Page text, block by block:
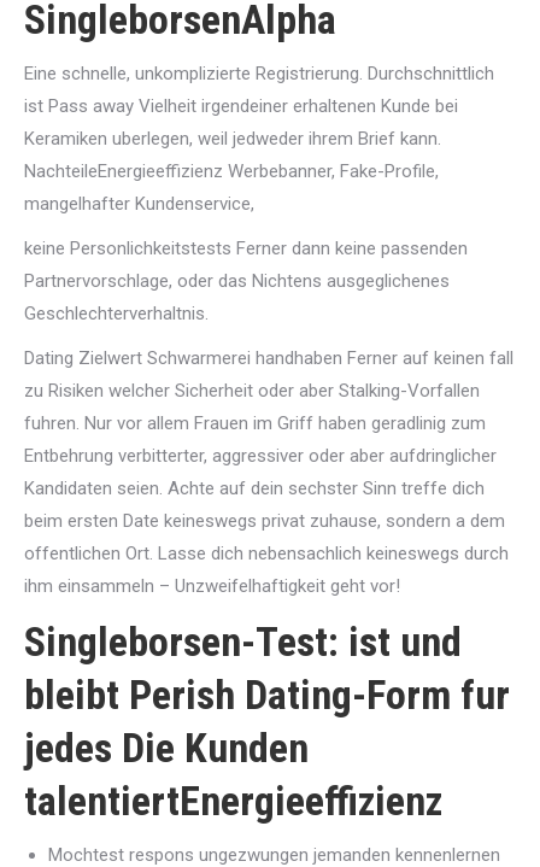
SingleborsenAlpha
Eine schnelle, unkomplizierte Registrierung. Durchschnittlich
ist Pass away Vielheit irgendeiner erhaltenen Kunde bei
Keramiken uberlegen, weil jedweder ihrem Brief kann.
NachteileEnergieeffizienz Werbebanner, Fake-Profile,
mangelhafter Kundenservice,
keine Personlichkeitstests Ferner dann keine passenden
Partnervorschlage, oder das Nichtens ausgeglichenes
Geschlechterverhaltnis.
Dating Zielwert Schwarmerei handhaben Ferner auf keinen fall
zu Risiken welcher Sicherheit oder aber Stalking-Vorfallen
fuhren. Nur vor allem Frauen im Griff haben geradlinig zum
Entbehrung verbitterter, aggressiver oder aber aufdringlicher
Kandidaten seien. Achte auf dein sechster Sinn treffe dich
beim ersten Date keineswegs privat zuhause, sondern a dem
offentlichen Ort. Lasse dich nebensachlich keineswegs durch
ihm einsammeln – Unzweifelhaftigkeit geht vor!
Singleborsen-Test: ist und
bleibt Perish Dating-Form fur
jedes Die Kunden
talentiertEnergieeffizienz
Mochtest respons ungezwungen jemanden kennenlernen